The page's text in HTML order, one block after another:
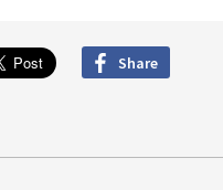
Share